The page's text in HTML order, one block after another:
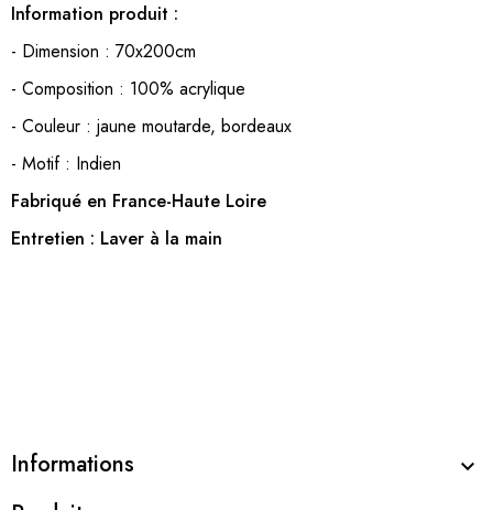
Information produit :
- Dimension : 70x200cm
- Composition : 100% acrylique
- Couleur : jaune moutarde, bordeaux
- Motif : Indien
Fabriqué en France-Haute Loire
Entretien : Laver à la main
Informations 